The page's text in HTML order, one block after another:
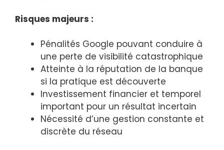
Risques majeurs :
Pénalités Google pouvant conduire à
une perte de visibilité catastrophique
Atteinte à la réputation de la banque
si la pratique est découverte
Investissement financier et temporel
important pour un résultat incertain
Nécessité d’une gestion constante et
discrète du réseau